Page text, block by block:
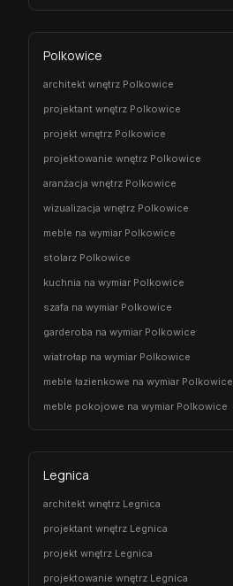
Polkowice
architekt wnętrz Polkowice
projektant wnętrz Polkowice
projekt wnętrz Polkowice
projektowanie wnętrz Polkowice
aranżacja wnętrz Polkowice
wizualizacja wnętrz Polkowice
meble na wymiar Polkowice
stolarz Polkowice
kuchnia na wymiar Polkowice
szafa na wymiar Polkowice
garderoba na wymiar Polkowice
wiatrołap na wymiar Polkowice
meble łazienkowe na wymiar Polkowice
meble pokojowe na wymiar Polkowice
Legnica
architekt wnętrz Legnica
projektant wnętrz Legnica
projekt wnętrz Legnica
projektowanie wnętrz Legnica